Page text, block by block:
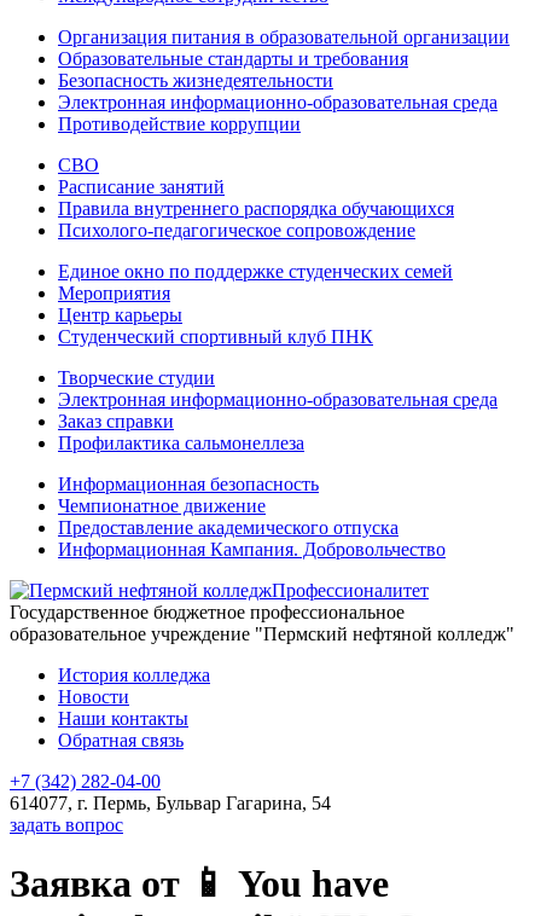
Организация питания в образовательной организации
Образовательные стандарты и требования
Безопасность жизнедеятельности
Электронная информационно-образовательная среда
Противодействие коррупции
СВО
Расписание занятий
Правила внутреннего распорядка обучающихся
Психолого-педагогическое сопровождение
Единое окно по поддержке студенческих семей
Мероприятия
Центр карьеры
Студенческий спортивный клуб ПНК
Творческие студии
Электронная информационно-образовательная среда
Заказ справки
Профилактика сальмонеллеза
Информационная безопасность
Чемпионатное движение
Предоставление академического отпуска
Информационная Кампания. Добровольчество
Профессионалитет
Государственное бюджетное профессиональное
образовательное учреждение "Пермский нефтяной колледж"
История колледжа
Новости
Наши контакты
Обратная связь
+7 (342) 282-04-00
614077, г. Пермь, Бульвар Гагарина, 54
задать вопрос
Заявка от 📱 You have